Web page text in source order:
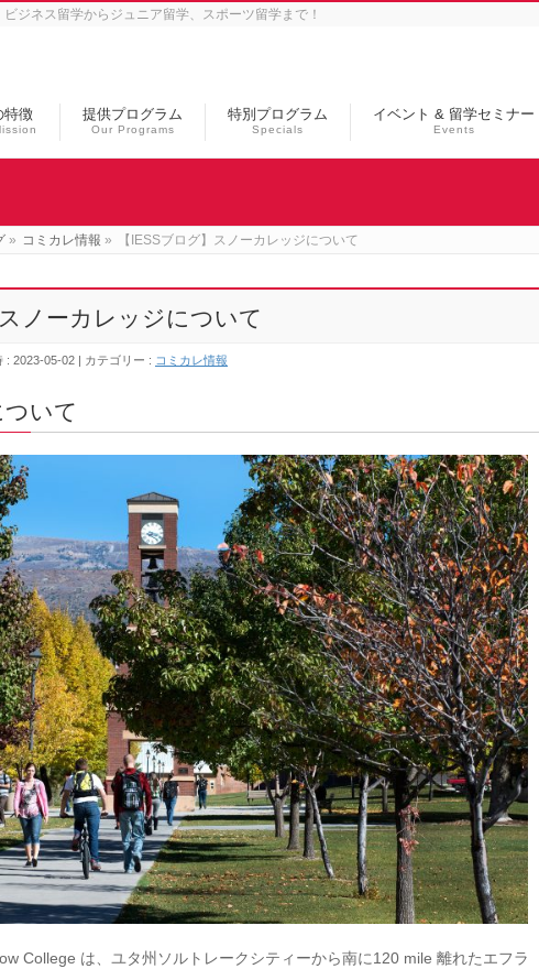
ジネス留学からジュニア留学、スポーツ留学まで！
特徴 提供プログラム
Our Programs
特別プログラム
Specials
イベント & 留学セミナー
Events
» コミカレ情報 » 【IESSブログ】スノーカレッジについて
ノーカレッジについて
: 2023-05-02 カテゴリー : コミカレ情報
いて
College は、ユタ州ソルトレークシティーから南に120 mile 離れたエフラ